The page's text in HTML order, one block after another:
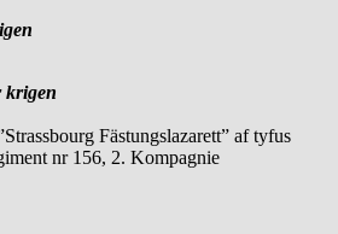
krigen
Fästungslazarett” af tyfus
nr 156, 2. Kompagnie